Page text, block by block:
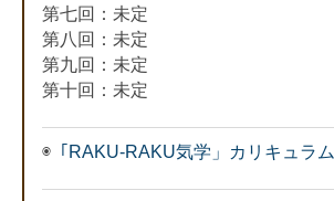
第七回：未定
第八回：未定
第九回：未定
第十回：未定
◉ 「RAKU-RAKU気学」カリキュラム